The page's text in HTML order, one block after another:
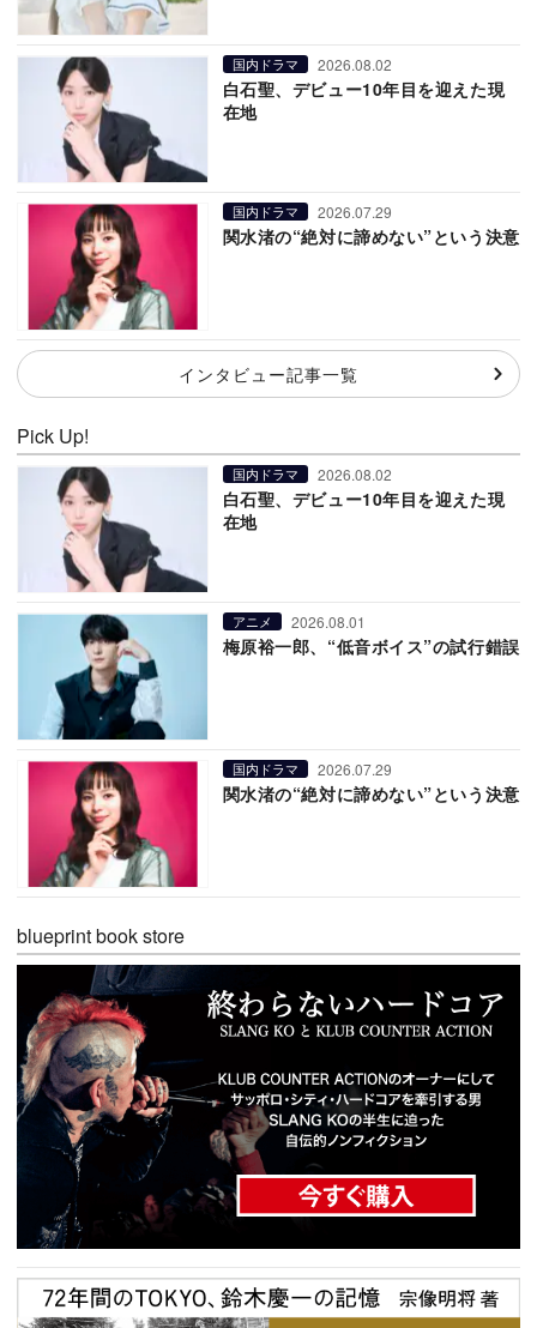
国内ドラマ 2026.08.02
白石聖、デビュー10年目を迎えた現
在地
国内ドラマ 2026.07.29
関水渚の“絶対に諦めない”という決意
インタビュー記事一覧
Pick Up!
国内ドラマ 2026.08.02
白石聖、デビュー10年目を迎えた現
在地
アニメ 2026.08.01
梅原裕一郎、“低音ボイス”の試行錯誤
国内ドラマ 2026.07.29
関水渚の“絶対に諦めない”という決意
blueprint book store